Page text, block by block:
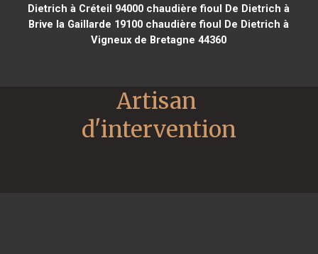
Dietrich à Créteil 94000 chaudière fioul De Dietrich à
Brive la Gaillarde 19100 chaudière fioul De Dietrich à
Vigneux de Bretagne 44360
Artisan
d'intervention